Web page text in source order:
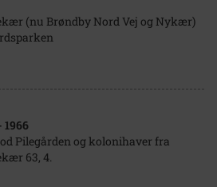
(nu Brøndby Nord Vej og Nykær)
1966
Pilegården og kolonihaver fra
63, 4.